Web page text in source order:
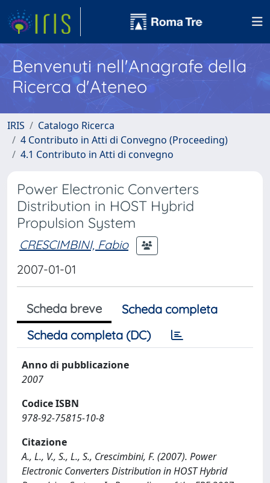
Benvenuti nell'Anagrafe della
Ricerca d'Ateneo
IRIS
Catalogo Ricerca
4 Contributo in Atti di Convegno (Proceeding)
4.1 Contributo in Atti di convegno
Power Electronic Converters
Distribution in HOST Hybrid
Propulsion System
CRESCIMBINI, Fabio
2007-01-01
Scheda breve
Scheda completa
Scheda completa (DC)
Anno di pubblicazione
2007
Codice ISBN
978-92-75815-10-8
Citazione
A., L., V., S., L., S., Crescimbini, F. (2007). Power
Electronic Converters Distribution in HOST Hybrid